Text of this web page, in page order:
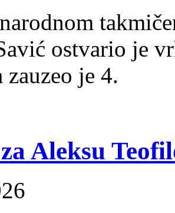
ostvario je
je 4.
Aleksu